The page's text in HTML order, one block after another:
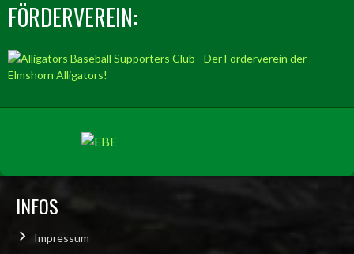
FÖRDERVEREIN:
INFOS
Impressum